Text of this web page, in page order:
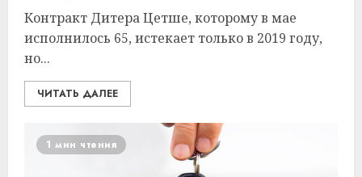
Контракт Дитера Цетше, которому в мае
исполнилось 65, истекает только в 2019 году,
но...
ЧИТАТЬ ДАЛЕЕ
1 мин чтения